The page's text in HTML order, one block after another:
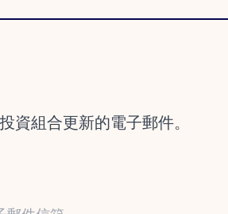
資組合更新的電子郵件。